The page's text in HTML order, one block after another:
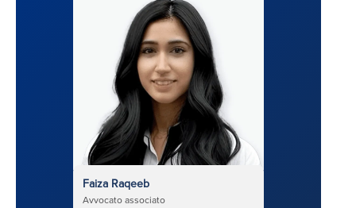
Faiza Raqeeb
Avvocato associato